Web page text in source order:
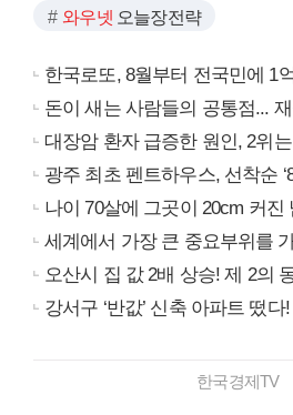
와우넷 오늘장전략
한국로또, 8월부터 전국민에 1
돈이 새는 사람들의 공통점...
대장암 환자 급증한 원인, 2위
광주 최초 펜트하우스, 선착순
나이 70살에 그곳이 20cm 커진
세계에서 가장 큰 중요부위를
오산시 집 값 2배 상승! 제 2의
강서구 ‘반값’ 신축 아파트 떴
한국경제TV